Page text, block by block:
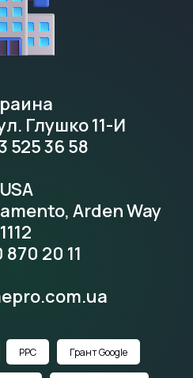
Глушко 11-И
525 36 58
USA
Arden Way
1112
870 20 11
PPC Грант Google